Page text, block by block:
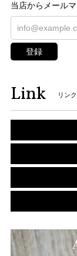
当店からメール
登録
Link リンク